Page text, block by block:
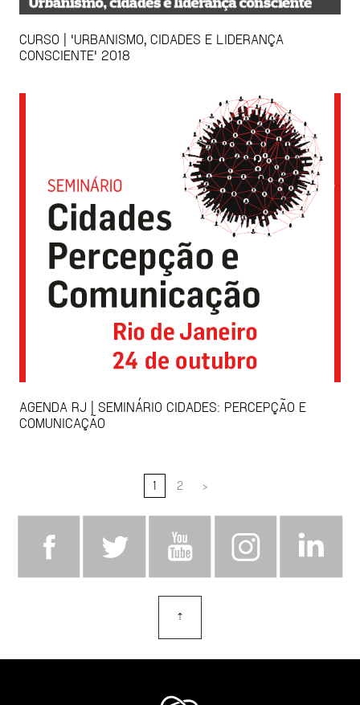
CURSO | 'URBANISMO, CIDADES E LIDERANÇA
CONSCIENTE' 2018
AGENDA RJ | SEMINÁRIO CIDADES: PERCEPÇÃO E
COMUNICAÇÃO
1 2 >
⇡